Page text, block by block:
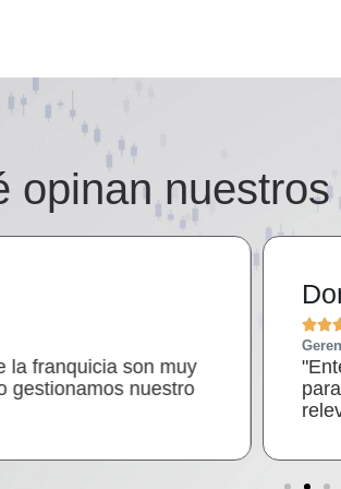
opinan
que información necesitábamos y
empresa. Buscábamos una